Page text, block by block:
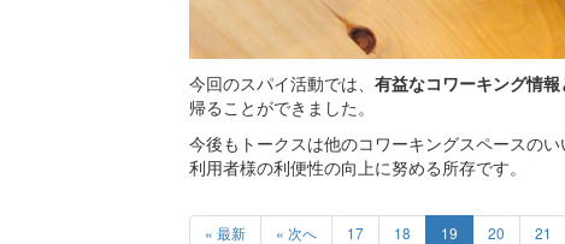
今回のスパイ活動では、 有益なコワーキング情
帰ることができました。
今後もトークスは他のコワーキングスペースの
利用者様の利便性の向上に努める所存です。
« 最新 « 次へ 17 18 19 20 21